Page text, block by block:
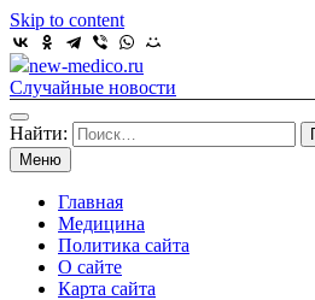
Skip to content
new-medico.ru
Случайные новости
Найти:
Меню
Главная
Медицина
Политика сайта
О сайте
Карта сайта